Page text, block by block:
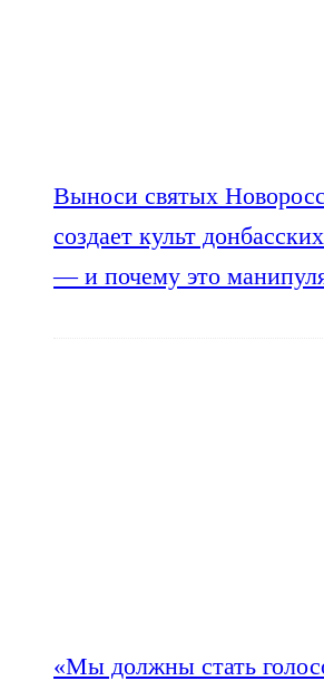
Выноси святых
создает культ
— и почему это
«Мы должны стать